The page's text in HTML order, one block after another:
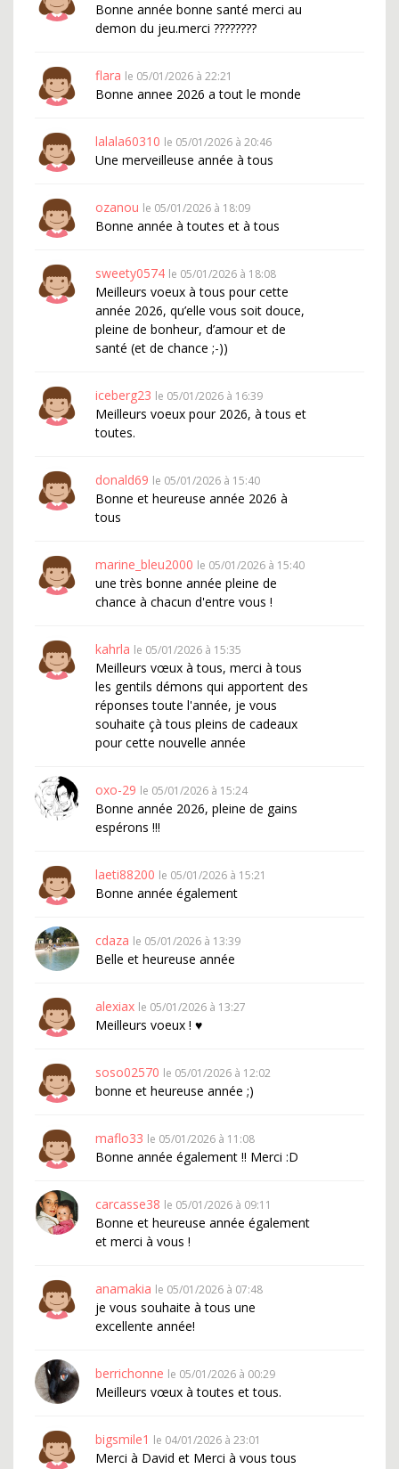
Bonne année bonne santé merci au
demon du jeu.merci ????????
flara le 05/01/2026 à 22:21
Bonne annee 2026 a tout le monde
lalala60310 le 05/01/2026 à 20:46
Une merveilleuse année à tous
ozanou le 05/01/2026 à 18:09
Bonne année à toutes et à tous
sweety0574 le 05/01/2026 à 18:08
Meilleurs voeux à tous pour cette
année 2026, qu’elle vous soit douce,
pleine de bonheur, d’amour et de
santé (et de chance ;-))
iceberg23 le 05/01/2026 à 16:39
Meilleurs voeux pour 2026, à tous et
toutes.
donald69 le 05/01/2026 à 15:40
Bonne et heureuse année 2026 à
tous
marine_bleu2000 le 05/01/2026 à 15:40
une très bonne année pleine de
chance à chacun d'entre vous !
kahrla le 05/01/2026 à 15:35
Meilleurs vœux à tous, merci à tous
les gentils démons qui apportent des
réponses toute l'année, je vous
souhaite çà tous pleins de cadeaux
pour cette nouvelle année
oxo-29 le 05/01/2026 à 15:24
Bonne année 2026, pleine de gains
espérons !!!
laeti88200 le 05/01/2026 à 15:21
Bonne année également
cdaza le 05/01/2026 à 13:39
Belle et heureuse année
alexiax le 05/01/2026 à 13:27
Meilleurs voeux ! ♥
soso02570 le 05/01/2026 à 12:02
bonne et heureuse année ;)
maflo33 le 05/01/2026 à 11:08
Bonne année également !! Merci :D
carcasse38 le 05/01/2026 à 09:11
Bonne et heureuse année également
et merci à vous !
anamakia le 05/01/2026 à 07:48
je vous souhaite à tous une
excellente année!
berrichonne le 05/01/2026 à 00:29
Meilleurs vœux à toutes et tous.
bigsmile1 le 04/01/2026 à 23:01
Merci à David et Merci à vous tous